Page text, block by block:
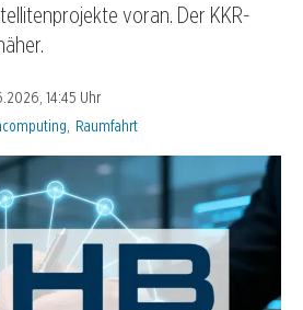
voran. Der KKR-
14:45 Uhr
Raumfahrt